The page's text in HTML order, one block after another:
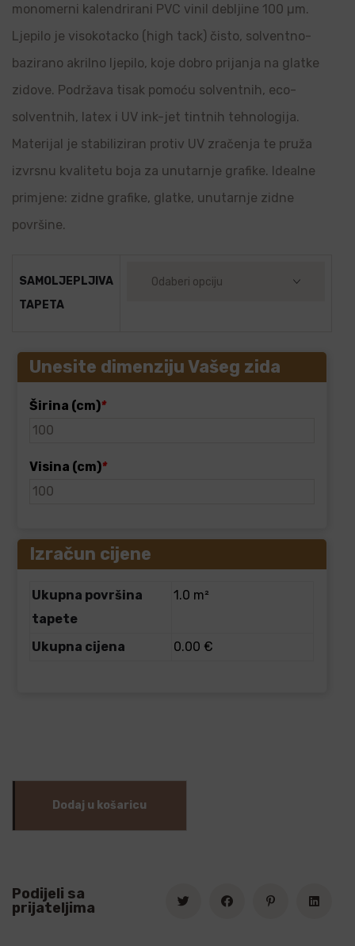
monomerni kalendrirani PVC vinil debljine 100 µm.
Ljepilo je visokotacko (high tack) čisto, solventno-
bazirano akrilno ljepilo, koje dobro prijanja na glatke
zidove. Podržava tisak pomoću solventnih, eco-
solventnih, latex i UV ink-jet tintnih tehnologija.
Materijal je stabiliziran protiv UV zračenja te pruža
izvrsnu kvalitetu boja za unutarnje grafike. Idealne
primjene: zidne grafike, glatke, unutarnje zidne
površine.
SAMOLJEPLJIVA
TAPETA
Unesite dimenziju Vašeg zida
Širina (cm)*
Visina (cm)*
Izračun cijene
Ukupna površina
tapete
1.0 m²
Ukupna cijena 0.00 €
Dodaj u košaricu
Podijeli sa
prijateljima